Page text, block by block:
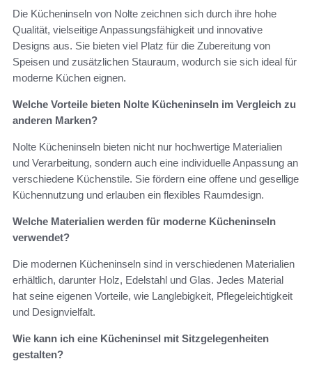
Die Kücheninseln von Nolte zeichnen sich durch ihre hohe
Qualität, vielseitige Anpassungsfähigkeit und innovative
Designs aus. Sie bieten viel Platz für die Zubereitung von
Speisen und zusätzlichen Stauraum, wodurch sie sich ideal für
moderne Küchen eignen.
Welche Vorteile bieten Nolte Kücheninseln im Vergleich zu
anderen Marken?
Nolte Kücheninseln bieten nicht nur hochwertige Materialien
und Verarbeitung, sondern auch eine individuelle Anpassung an
verschiedene Küchenstile. Sie fördern eine offene und gesellige
Küchennutzung und erlauben ein flexibles Raumdesign.
Welche Materialien werden für moderne Kücheninseln
verwendet?
Die modernen Kücheninseln sind in verschiedenen Materialien
erhältlich, darunter Holz, Edelstahl und Glas. Jedes Material
hat seine eigenen Vorteile, wie Langlebigkeit, Pflegeleichtigkeit
und Designvielfalt.
Wie kann ich eine Kücheninsel mit Sitzgelegenheiten
gestalten?